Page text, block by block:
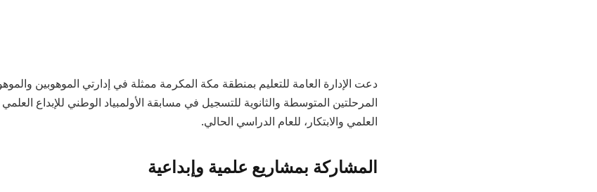
دعت الإدارة العامة للتعليم بمنطقة مكة المكرمة ممثلة في إدارتي الموهوبين
المرحلتين المتوسطة والثانوية للتسجيل في مسابقة الأولمبياد الوطني للإبداع
العلمي والابتكار، للعام الدراسي الحالي.
المشاركة بمشاريع علمية وإبداعية